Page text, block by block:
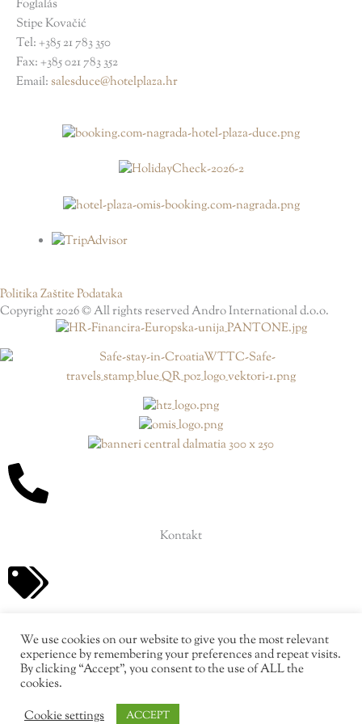
Foglalás
Stipe Kovačić
Tel: +385 21 783 350
Fax: +385 021 783 352
Email:salesduce@hotelplaza.hr
Politika Zaštite Podataka
Copyright 2026 © All rights reserved Andro International d.o.o.
Kontakt
Ponude
We use cookies on our website to give you the most relevant
experience by remembering your preferences and repeat visits.
By clicking “Accept”, you consent to the use of ALL the
cookies.
Cookie settings
ACCEPT